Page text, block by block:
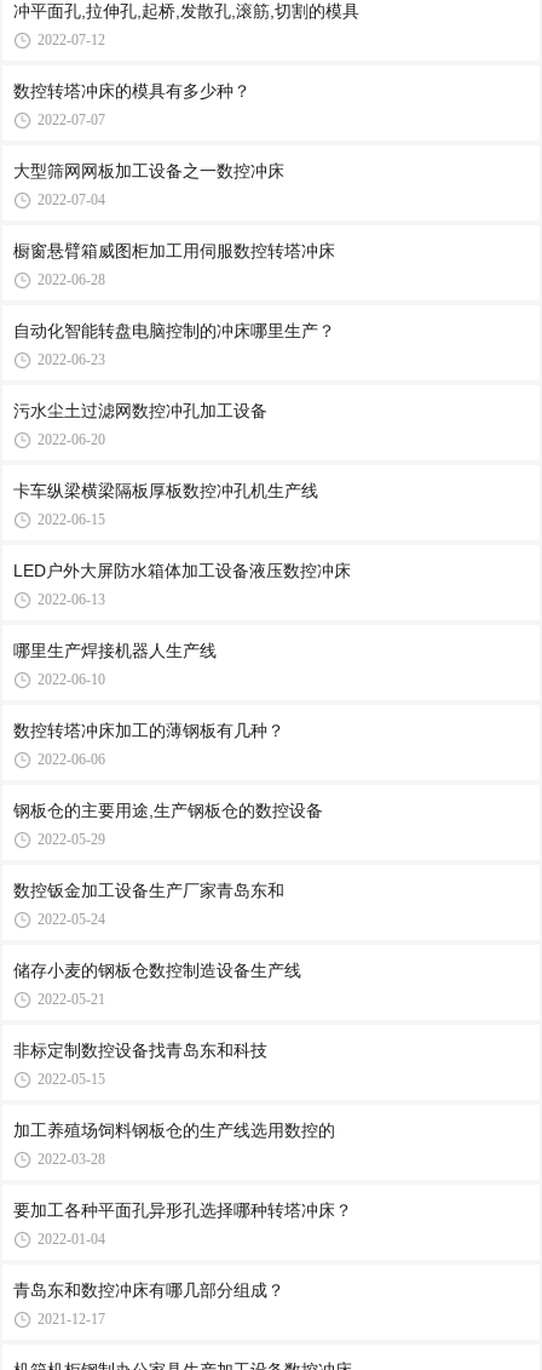
冲平面孔,拉伸孔,起桥,发散孔,滚筋,切割的模具
2022-07-12
数控转塔冲床的模具有多少种？
2022-07-07
大型筛网网板加工设备之一数控冲床
2022-07-04
橱窗悬臂箱威图柜加工用伺服数控转塔冲床
2022-06-28
自动化智能转盘电脑控制的冲床哪里生产？
2022-06-23
污水尘土过滤网数控冲孔加工设备
2022-06-20
卡车纵梁横梁隔板厚板数控冲孔机生产线
2022-06-15
LED户外大屏防水箱体加工设备液压数控冲床
2022-06-13
哪里生产焊接机器人生产线
2022-06-10
数控转塔冲床加工的薄钢板有几种？
2022-06-06
钢板仓的主要用途,生产钢板仓的数控设备
2022-05-29
数控钣金加工设备生产厂家青岛东和
2022-05-24
储存小麦的钢板仓数控制造设备生产线
2022-05-21
非标定制数控设备找青岛东和科技
2022-05-15
加工养殖场饲料钢板仓的生产线选用数控的
2022-03-28
要加工各种平面孔异形孔选择哪种转塔冲床？
2022-01-04
青岛东和数控冲床有哪几部分组成？
2021-12-17